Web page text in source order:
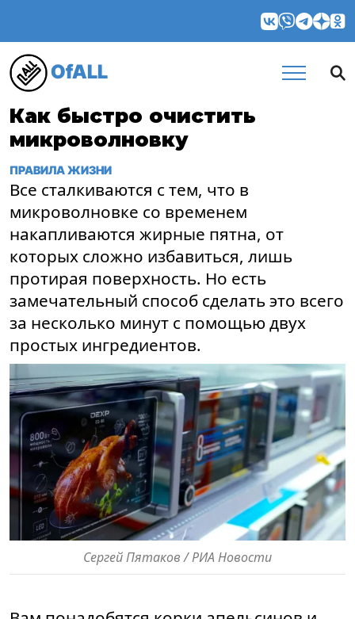
OfALL
Как быстро очистить
микроволновку
ПРАВИЛА ЖИЗНИ
Все сталкиваются с тем, что в
микроволновке со временем
накапливаются жирные пятна, от
которых сложно избавиться, лишь
протирая поверхность. Но есть
замечательный способ сделать это всего
за несколько минут с помощью двух
простых ингредиентов.
Сергей Пятаков / РИА Новости